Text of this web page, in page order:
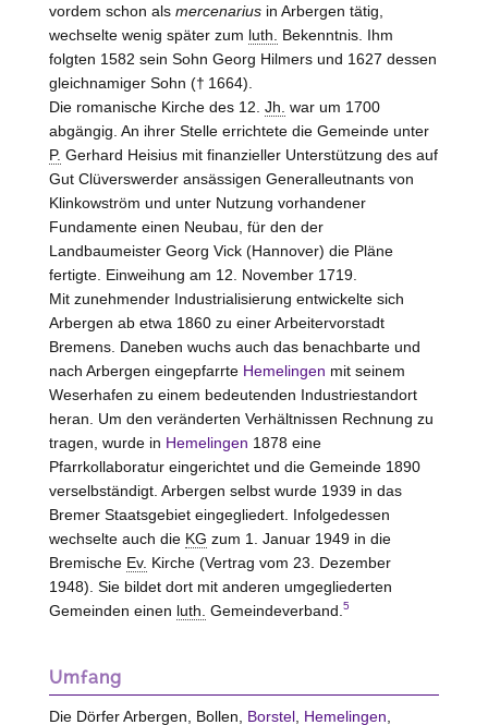
vordem schon als mercenariusin Arbergen tätig,
wechselte wenig später zum luth.
Bekenntnis. Ihm
folgten 1582 sein Sohn Georg Hilmers und 1627 dessen
gleichnamiger Sohn († 1664).
Die romanische Kirche des 12. Jh. war um 1700
abgängig. An ihrer Stelleerrichtete die Gemeinde unter
P. Gerhard Heisius mit finanzieller Unterstützung des auf
Gut Clüverswerder ansässigen Generalleutnants von
Klinkowström und unter Nutzung vorhandener
Fundamente einen Neubau, für den der
Landbaumeister Georg Vick (Hannover) die Pläne
fertigte. Einweihung am 12. November 1719.
Mit zunehmender Industrialisierung entwickelte sich
Arbergen ab etwa 1860 zu einer Arbeitervorstadt
Bremens. Daneben wuchs auch das benachbarte und
nach Arbergen eingepfarrte Hemelingen mit seinem
Weserhafen zu einem bedeutenden Industriestandort
heran. Um den veränderten Verhältnissen Rechnung zu
tragen, wurde in Hemelingen 1878 eine
Pfarrkollaboratur eingerichtet und die Gemeinde 1890
verselbständigt. Arbergen selbst wurde 1939 in das
Bremer Staatsgebiet eingegliedert. Infolgedessen
wechselte auch die KG zum 1. Januar 1949 in die
Bremische Ev. Kirche (Vertrag vom 23. Dezember
1948). Sie bildet dort mit anderen umgegliederten
Gemeinden einen luth. Gemeindeverband. 5
Umfang
Die Dörfer Arbergen, Bollen, Borstel, Hemelingen